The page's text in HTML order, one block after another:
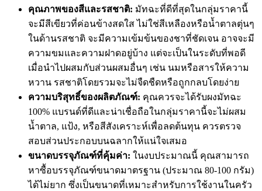
คุณภาพของสีและรสชาติ: มัทฉะที่ดีที่สุดในกลุ่มราคานี้
จะมีสีเขียวที่ค่อนข้างสดใส ไม่ใช่สีเหลืองหรือน้ำตาลตุ่นๆ
ในด้านรสชาติ จะมีความเข้มข้นของชาที่ชัดเจน อาจจะมี
ความขมและความฝาดอยู่บ้าง แต่จะเป็นในระดับที่พอดี
เมื่อนำไปผสมกับส่วนผสมอื่นๆ เช่น นมหรือสารให้ความ
หวาน รสชาติโดยรวมจะไม่จืดชืดหรือถูกกลบโดยง่าย
ความบริสุทธิ์ของผลิตภัณฑ์: คุณควรจะได้รับผงมัทฉะ
100% แบรนด์ที่ดีและน่าเชื่อถือในกลุ่มราคานี้จะไม่ผสม
น้ำตาล, แป้ง, หรือสีสังเคราะห์เพื่อลดต้นทุน ควรตรวจ
สอบส่วนประกอบบนฉลากให้แน่ใจเสมอ
ขนาดบรรจุภัณฑ์ที่คุ้มค่า: ในงบประมาณนี้ คุณสามารถ
หาซื้อบรรจุภัณฑ์ขนาดมาตรฐาน (ประมาณ 80-100 กรัม)
ได้ไม่ยาก ซึ่งเป็นขนาดที่เหมาะสำหรับการใช้งานในครัว